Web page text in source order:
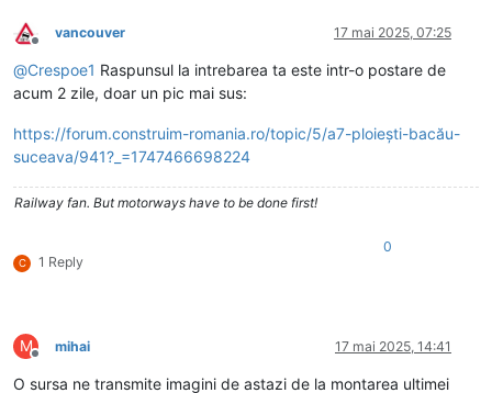
Deconectat
vancouver 17 mai 2025, 07:25
@Crespoe1 Raspunsul la intrebarea ta este intr-o postare de
acum 2 zile, doar un pic mai sus:
https://forum.construim-romania.ro/topic/5/a7-ploiești-bacău-
suceava/941?_=1747466698224
Railway fan. But motorways have to be done first!
C 1 Reply
0
M
Deconectat
mihai 17 mai 2025, 14:41
O sursa ne transmite imagini de astazi de la montarea ultimei